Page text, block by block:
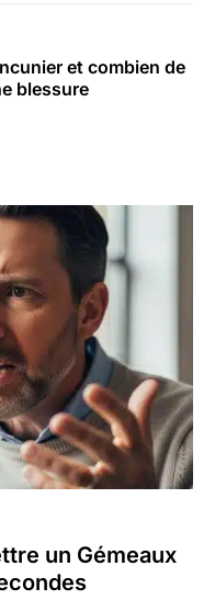
et combien de
blessure
un Gémeaux